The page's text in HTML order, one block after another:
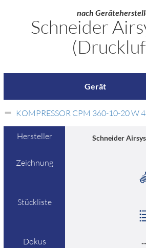
nach
Schneider
Gerät
KOMPRESSOR CPM 360-10-20 W
Hersteller Schneider
Zeichnung
Stückliste
Dokus